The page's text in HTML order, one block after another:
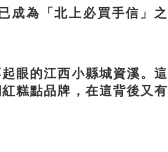
為「北上必買手信」之
眼的江西小縣城資溪。這
糕點品牌，在這背後又有